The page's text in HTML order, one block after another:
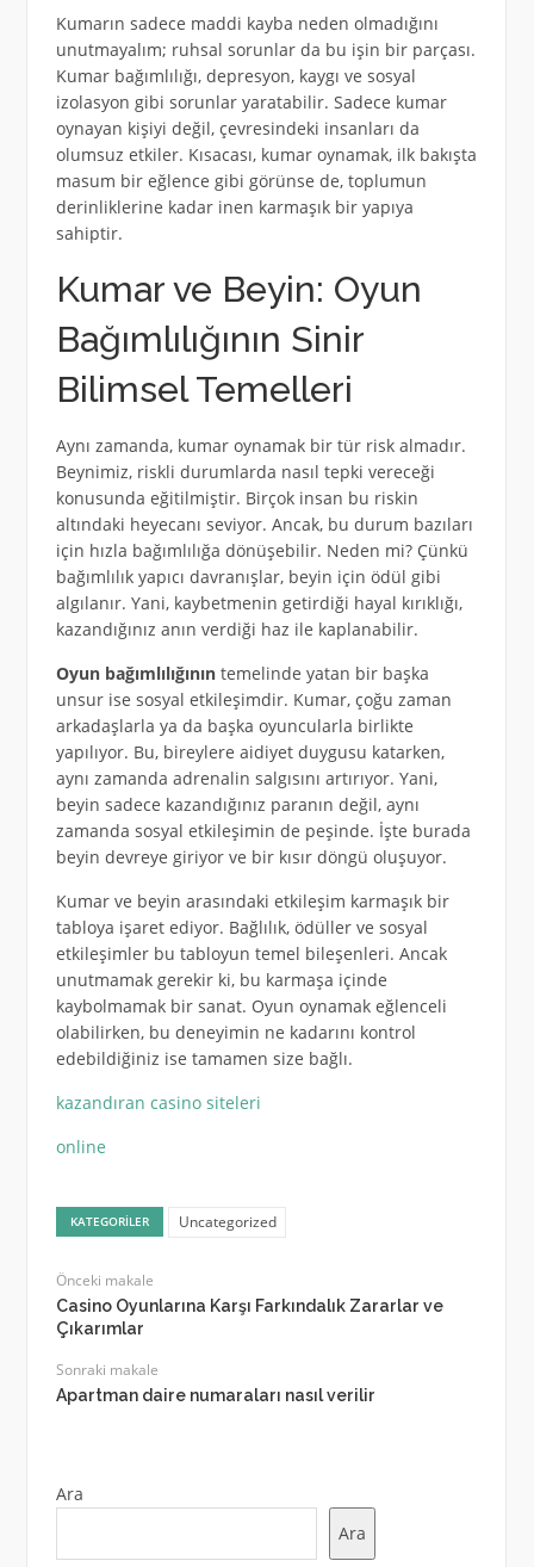
Kumarın sadece maddi kayba neden olmadığını
unutmayalım; ruhsal sorunlar da bu işin bir parçası.
Kumar bağımlılığı, depresyon, kaygı ve sosyal
izolasyon gibi sorunlar yaratabilir. Sadece kumar
oynayan kişiyi değil, çevresindeki insanları da
olumsuz etkiler. Kısacası, kumar oynamak, ilk bakışta
masum bir eğlence gibi görünse de, toplumun
derinliklerine kadar inen karmaşık bir yapıya
sahiptir.
Kumar ve Beyin: Oyun
Bağımlılığının Sinir
Bilimsel Temelleri
Aynı zamanda, kumar oynamak bir tür risk almadır.
Beynimiz, riskli durumlarda nasıl tepki vereceği
konusunda eğitilmiştir. Birçok insan bu riskin
altındaki heyecanı seviyor. Ancak, bu durum bazıları
için hızla bağımlılığa dönüşebilir. Neden mi? Çünkü
bağımlılık yapıcı davranışlar, beyin için ödül gibi
algılanır. Yani, kaybetmenin getirdiği hayal kırıklığı,
kazandığınız anın verdiği haz ile kaplanabilir.
Oyun bağımlılığınıntemelinde yatan bir başka
unsur ise sosyal etkileşimdir. Kumar, çoğu zaman
arkadaşlarla ya da başka oyuncularla birlikte
yapılıyor. Bu, bireylere aidiyet duygusu katarken,
aynı zamanda adrenalin salgısını artırıyor. Yani,
beyin sadece kazandığınız paranın değil, aynı
zamanda sosyal etkileşimin de peşinde. İşte burada
beyin devreye giriyor ve bir kısır döngü oluşuyor.
Kumar ve beyin arasındaki etkileşim karmaşık bir
tabloya işaret ediyor. Bağlılık, ödüller ve sosyal
etkileşimler bu tabloyun temel bileşenleri. Ancak
unutmamak gerekir ki, bu karmaşa içinde
kaybolmamak bir sanat. Oyun oynamak eğlenceli
olabilirken, bu deneyimin ne kadarını kontrol
edebildiğiniz ise tamamen size bağlı.
kazandıran casino siteleri
online
KATEGORILER Uncategorized
Önceki makale
Casino Oyunlarına Karşı Farkındalık Zararlar ve
Çıkarımlar
Sonraki makale
Apartman daire numaraları nasıl verilir
Ara
Ara